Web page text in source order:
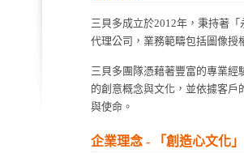
三貝多成立於2012年，秉持著
代理公司，業務範疇包括圖像授
三貝多團隊憑藉著豐富的專業
的創意概念與文化，並依據客
與使命。
企業理念 - 「創造心文化」